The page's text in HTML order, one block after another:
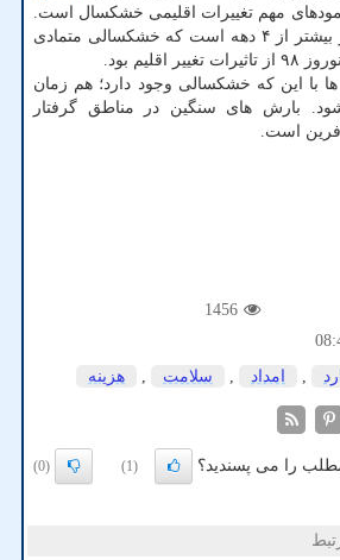
مهم تغییرات اقلیمی خشکسال است.
در بعضی مناطق کشور بیشتر از ۴ دهه است که خشکسالی متمادی
بود.
با این که خشکسالی وجود دارد؛ هم زمان
بارش های سنگین در مناطق گرفتار
است.
1456
, امداد , سلامت , هزینه
را می پسندید؟ (1)
(0)